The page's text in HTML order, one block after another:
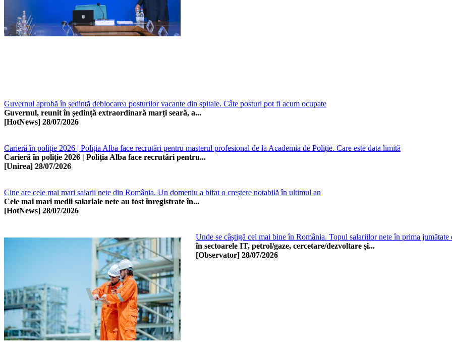
Guvernul aprobă în ședință deblocarea posturilor vacante din spitale. Câte posturi pot fi acum ocupate
Guvernul, reunit în ședință extraordinară marți seară, a...
[HotNews] 28/07/2026
Carieră în poliție 2026 | Poliția Alba face recrutări pentru masterul profesional de la Academia de Poliție. Care este data limită
Carieră în poliție 2026 | Poliția Alba face recrutări pentru...
[Unirea] 28/07/2026
Cine are cele mai mari salarii nete din România. Un domeniu a bifat o creștere notabilă în ultimul an
Cele mai mari medii salariale nete au fost înregistrate în...
[HotNews] 28/07/2026
Unde se câștigă cel mai bine în România. Topul salariilor nete în prima jumătate
în sectoarele IT, petrol/gaze, cercetare/dezvoltare și...
[Observator] 28/07/2026